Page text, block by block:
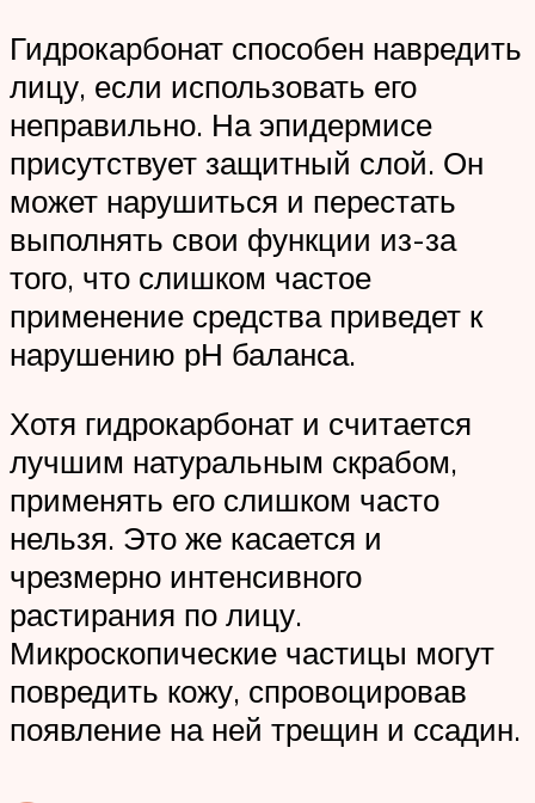
Гидрокарбонат способен навредить
лицу, если использовать его
неправильно. На эпидермисе
присутствует защитный слой. Он
может нарушиться и перестать
выполнять свои функции из-за
того, что слишком частое
применение средства приведет к
нарушению рН баланса.
Хотя гидрокарбонат и считается
лучшим натуральным скрабом,
применять его слишком часто
нельзя. Это же касается и
чрезмерно интенсивного
растирания по лицу.
Микроскопические частицы могут
повредить кожу, спровоцировав
появление на ней трещин и ссадин.